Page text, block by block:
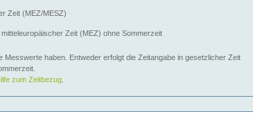
Zeit (MEZ/MESZ)
Zeit (MEZ) ohne Sommerzeit
Messwerte haben. Entweder erfolgt die Zeitangabe in gesetzlicher Zeit
zum Zeitbezug